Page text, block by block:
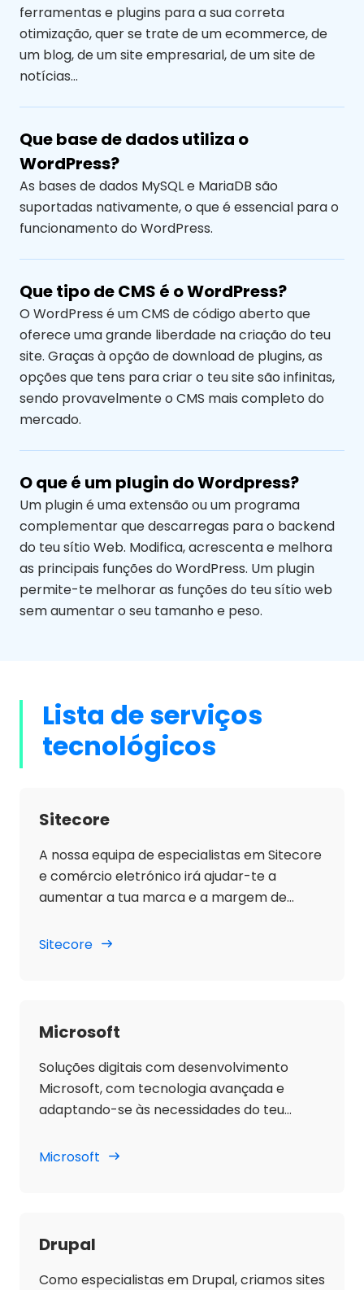
ferramentas e plugins para a sua correta
otimização, quer se trate de um ecommerce, de
um blog, de um site empresarial, de um site de
notícias…
Que base de dados utiliza o
WordPress?
As bases de dados MySQL e MariaDB são
suportadas nativamente, o que é essencial para o
funcionamento do WordPress.
Que tipo de CMS é o WordPress?
O WordPress é um CMS de código aberto que
oferece uma grande liberdade na criação do teu
site. Graças à opção de download de plugins, as
opções que tens para criar o teu site são infinitas,
sendo provavelmente o CMS mais completo do
mercado.
O que é um plugin do Wordpress?
Um plugin é uma extensão ou um programa
complementar que descarregas para o backend
do teu sítio Web. Modifica, acrescenta e melhora
as principais funções do WordPress. Um plugin
permite-te melhorar as funções do teu sítio web
sem aumentar o seu tamanho e peso.
Lista de serviços
tecnológicos
Sitecore
A nossa equipa de especialistas em Sitecore
e comércio eletrónico irá ajudar-te a
aumentar a tua marca e a margem de
Sitecore
Microsoft
Soluções digitais com desenvolvimento
Microsoft, com tecnologia avançada e
adaptando-se às necessidades do teu
Microsoft
Drupal
Como especialistas em Drupal, criamos sites